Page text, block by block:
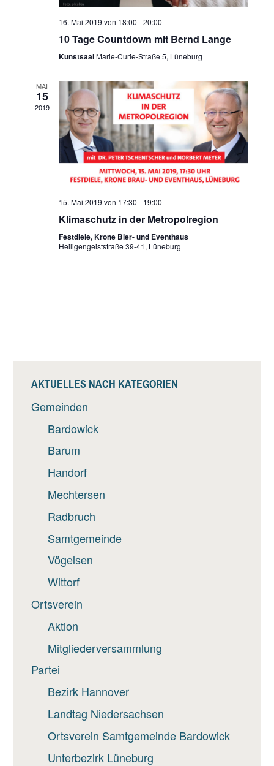
16. Mai 2019 von 18:00 -20:00
10 Tage Countdown mit Bernd Lange
KunstsaalMarie-Curie-Straße 5, Lüneburg
MAI
15
2019
15. Mai 2019 von 17:30 - 19:00
Klimaschutz in der Metropolregion
Festdiele, Krone Bier- und Eventhaus
Heiligengeiststraße 39-41, Lüneburg
AKTUELLES NACH KATEGORIEN
Gemeinden
Bardowick
Barum
Handorf
Mechtersen
Radbruch
Samtgemeinde
Vögelsen
Wittorf
Ortsverein
Aktion
Mitgliederversammlung
Partei
Bezirk Hannover
Landtag Niedersachsen
Ortsverein Samtgemeinde Bardowick
Unterbezirk Lüneburg